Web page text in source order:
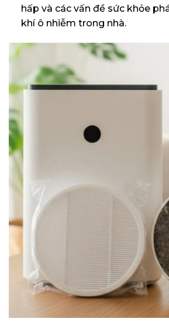
hấp và các vấn đề sức khỏe
khí ô nhiễm trong nhà.